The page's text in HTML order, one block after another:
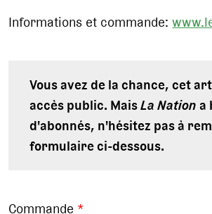
Informations et commande:
Vous avez de la chance, cet
accès public. MaisLa Nationa
d'abonnés, n'hésitez pas à
formulaire ci-dessous.
Commande *